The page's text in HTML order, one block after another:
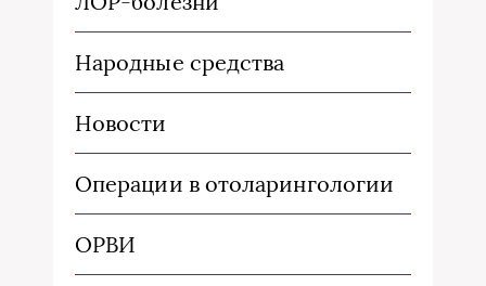
Народные средства
Новости
Операции в отоларингологии
ОРВИ